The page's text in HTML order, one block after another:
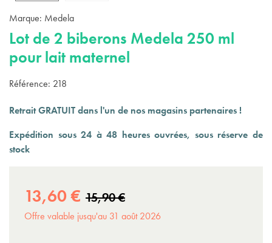
Marque: Medela
Lot de 2 biberons Medela 250 ml
pour lait maternel
Référence: 218
Retrait GRATUIT dans l'un de nos magasins partenaires !
Expédition sous 24 à 48 heures ouvrées, sous réserve de
stock
13,60 € 15,90 €
Offre valable jusqu'au 31 août 2026